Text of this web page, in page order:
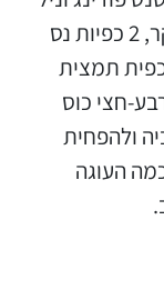
(חבילה וחצי) + חצי כוס חלב קר, 2 כפיות נס
תמצית
חצי כוס
ולהפחית
העוגה